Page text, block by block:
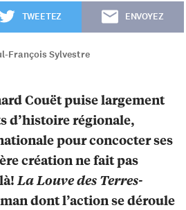
TWEETEZ ENVOYEZ
François Sylvestre
Couët puise largement
d’histoire régionale,
pour concocter ses
création ne fait pas
La Louve des Terres-
dont l’action se déroule